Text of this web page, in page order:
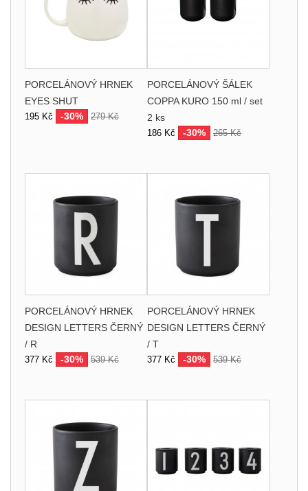
PORCELÁNOVÝ HRNEK
EYES SHUT
195 Kč -30% 279 Kč
PORCELÁNOVÝ ŠÁLEK
COPPA KURO 150 ml / set
2 ks
186 Kč -30% 265 Kč
PORCELÁNOVÝ HRNEK
DESIGN LETTERS ČERNÝ
/ R
377 Kč -30% 539 Kč
PORCELÁNOVÝ HRNEK
DESIGN LETTERS ČERNÝ
/ T
377 Kč -30% 539 Kč